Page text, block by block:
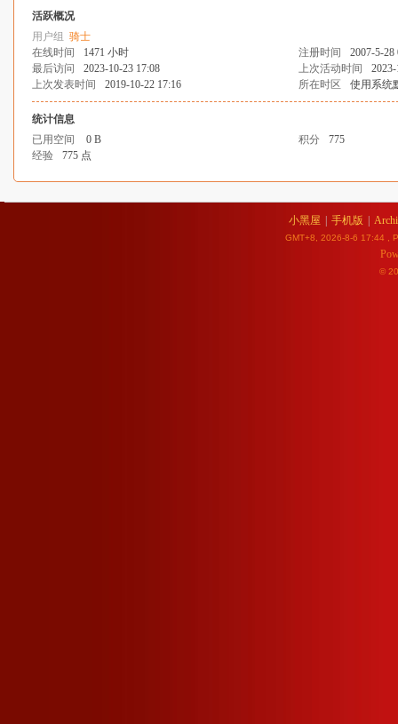
活跃概况
用户组 骑士
在线时间
1471 小时 注册时间
2007-5-28
最后访问
2023-10-23 17:08 上次活动时间
上次发表时间
2019-10-22 17:16 所在时区 使用系统
统计信息
已用空间
0 B 积分
775
经验
775 点
小黑屋 手机版
GMT+8, 2026-8-6 17:44 ,
©